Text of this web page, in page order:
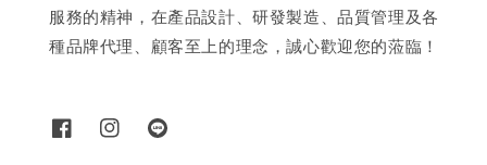
服務的精神，在產品設計、研發製造、品質管理及各
種品牌代理、顧客至上的理念，誠心歡迎您的蒞臨！